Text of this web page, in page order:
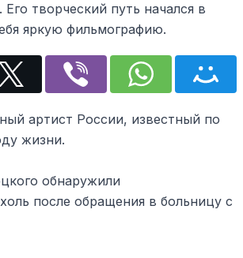
творческий путь начался в
яркую фильмографию.
артист России, известный по
жизни.
обнаружили
после обращения в больницу с